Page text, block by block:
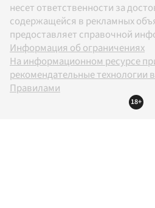
несет ответственности за
содержащейся в рекламных
предоставляет справочной
Информация об ограничениях
На информационном ресурсе
рекомендательные технологии
Правилами
18+